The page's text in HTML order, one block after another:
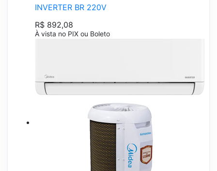
INVERTER BR 220V
R$ 892,08
À vista no PIX ou Boleto